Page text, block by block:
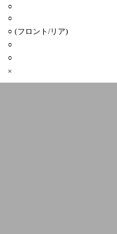
○
○
○ (フロント/リア)
○
○
×
×